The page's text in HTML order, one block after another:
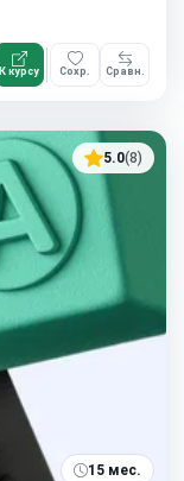
К курсу Сохр. Сравн.
5.0(8)
15 мес.